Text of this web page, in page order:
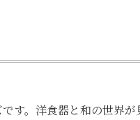
す。洋食器と和の世界が